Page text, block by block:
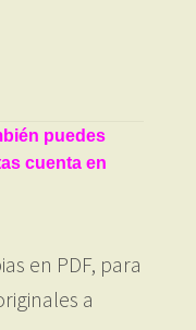
puedes
cuenta en
en PDF, para
a